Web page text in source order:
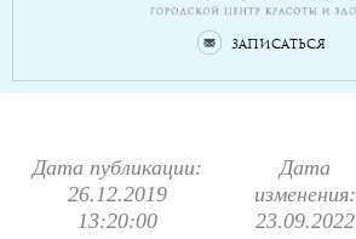
Записаться
Дата публикации:
26.12.2019
13:20:00
Дата
изменения:
23.09.2022